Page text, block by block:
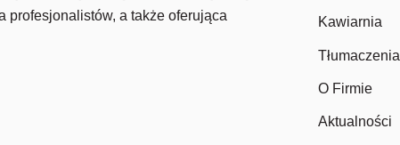
profesjonalistów, a także oferująca
Kawiarnia
Tłumaczenia
O Firmie
Aktualności